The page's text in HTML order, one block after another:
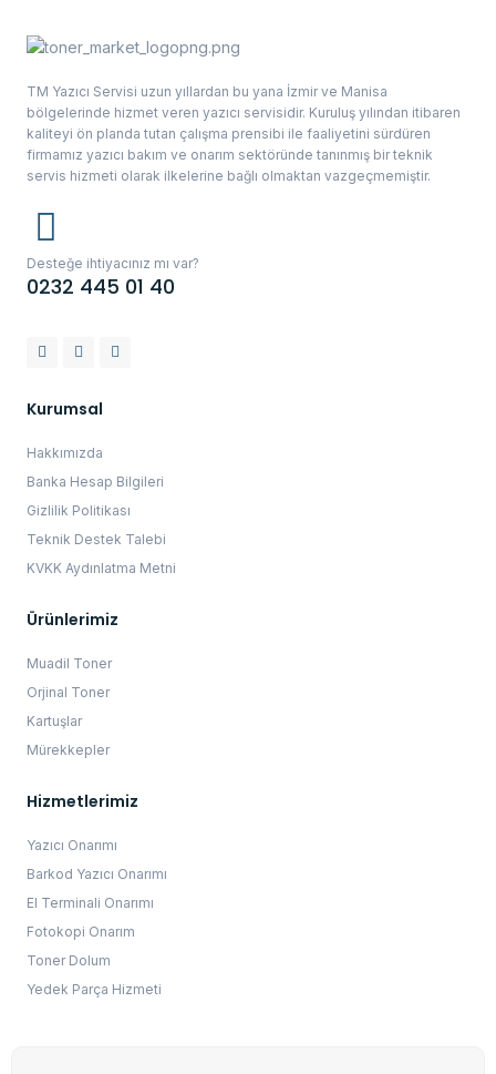
TM Yazıcı Servisi uzun yıllardan bu yana İzmir ve Manisa
bölgelerinde hizmet veren yazıcı servisidir. Kuruluş yılından itibaren
kaliteyi ön planda tutan çalışma prensibi ile faaliyetini sürdüren
firmamız yazıcı bakım ve onarım sektöründe tanınmış bir teknik
servis hizmeti olarak ilkelerine bağlı olmaktan vazgeçmemiştir.
Desteğe ihtiyacınız mı var?
0232 445 01 40
Kurumsal
Hakkımızda
Banka Hesap Bilgileri
Gizlilik Politikası
Teknik Destek Talebi
KVKK Aydınlatma Metni
Ürünlerimiz
Muadil Toner
Orjinal Toner
Kartuşlar
Mürekkepler
Hizmetlerimiz
Yazıcı Onarımı
Barkod Yazıcı Onarımı
El Terminali Onarımı
Fotokopi Onarım
Toner Dolum
Yedek Parça Hizmeti